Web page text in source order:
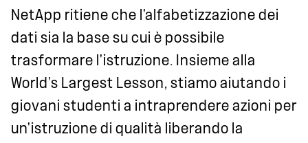
NetApp ritiene che l'alfabetizzazione dei
dati sia la base su cui è possibile
trasformare l'istruzione. Insieme alla
World’s Largest Lesson, stiamo aiutando i
giovani studenti a intraprendere azioni per
un'istruzione di qualità liberando la